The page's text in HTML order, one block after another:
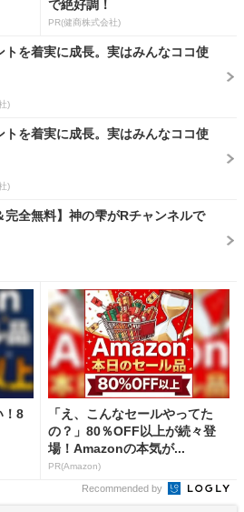
で絶好調！
PR(健商株式会社)
トを着実に成長。実はみんなココ使
)
トを着実に成長。実はみんなココ使
)
完全無料】神の雫がRチャンネルで
！8
「え、こんなセールやってた
の？」80％OFF以上が続々登
場！Amazonの本気が...
PR(Amazon)
Recommended by